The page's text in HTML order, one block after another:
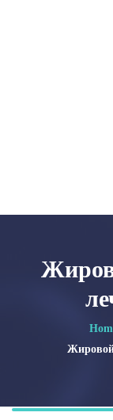
Жировой